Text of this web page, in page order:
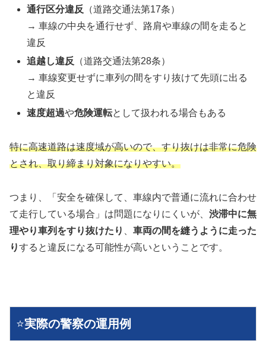
通行区分違反
（道路交通法第17条）
→ 車線の中央を通行せず、路肩や車線の間を走ると
違反
追越し違反
（道路交通法第28条）
→ 車線変更せずに車列の間をすり抜けて先頭に出る
と違反
速度超過や危険運転として扱われる場合もある
特に高速道路は速度域が高いので、すり抜けは非常に危険
とされ、取り締まり対象になりやすい。
つまり、「安全を確保して、車線内で普通に流れに合わせ
て走行している場合」は問題になりにくいが、 渋滞中に無
理やり車列をすり抜けたり
車両の間を縫うように走った
りすると違反になる可能性が高いということです。
⭐実際の警察の運用例